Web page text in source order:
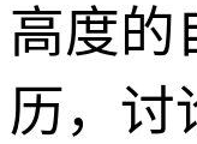
高度的
历，讨